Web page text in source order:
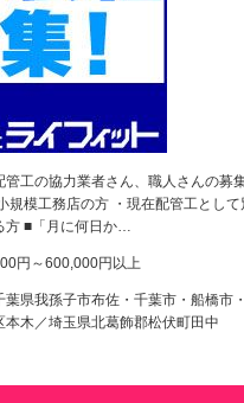
管工の協力業者さん、職人さんの募
規模工務店の方 ・現在配管工とし
方 ■「月に何日か…
円～600,000円以上
葉県我孫子市布佐・千葉市・船橋市
本木／埼玉県北葛飾郡松伏町田中